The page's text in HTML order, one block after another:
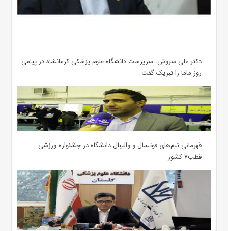
دکتر علی سروش، سرپرست دانشگاه علوم پزشکی کرمانشاه در پیامی
روز ماما را تبریک گفت
قهرمانی تیم‌های فوتسال و والیبال دانشگاه در جشنواره ورزشی
قطب۷ کشور